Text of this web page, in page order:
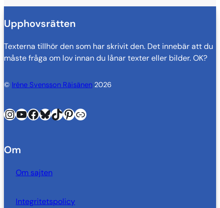
Upphovsrätten
Texterna tillhör den som har skrivit den. Det innebär att du
måste fråga om lov innan du lånar texter eller bilder. OK?
© Iréne Svensson Räisänen 2026
InstagramYouTube Facebook Bluesky TikTok Pinterest Länk
Om
Om sajten
Integritetspolicy